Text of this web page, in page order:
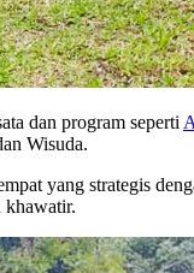
dan program seperti
Wisuda.
yang strategis
khawatir.